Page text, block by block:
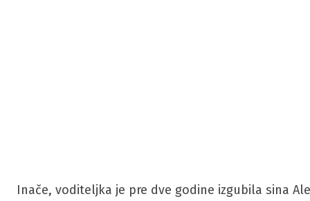
Inače, voditeljka je pre dve godine izgubila sina